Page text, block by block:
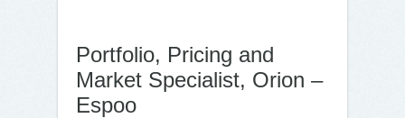
Portfolio, Pricing and
Market Specialist, Orion –
Espoo